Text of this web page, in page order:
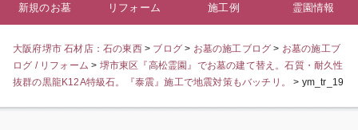
新規のお墓 リフォーム 施工例 霊園情報
大阪府堺市 石材店：石の東西> ブログ > お墓の施工ブログ > お墓の施工ブ
ログ / リフォーム > 堺市東区『高松霊園』でお墓の建て替え。石質・耐久性
抜群の黒龍K12A特級石。『泰震』施工で地震対策もバッチリ。
> ym_tr_19